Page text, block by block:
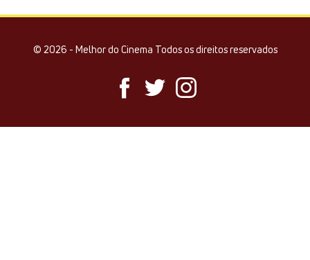
© 2026 - Melhor do Cinema Todos os direitos reservados